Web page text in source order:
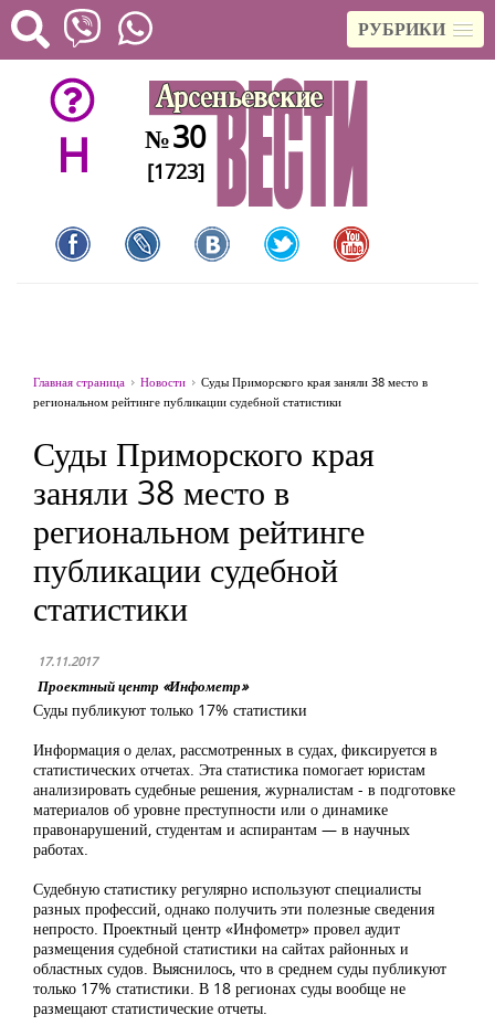
РУБРИКИ
H №30
[1723]
Главная страница Новости
Суды Приморского края заняли 38 место в
региональном рейтинге публикации судебной статистики
Суды Приморского края
заняли 38 место в
региональном рейтинге
публикации судебной
статистики
17.11.2017
Проектный центр «Инфометр»
Суды публикуют только 17% статистики
Информация о делах, рассмотренных в судах, фиксируется в
статистических отчетах. Эта статистика помогает юристам
анализировать судебные решения, журналистам - в подготовке
материалов об уровне преступности или о динамике
правонарушений, студентам и аспирантам — в научных
работах.
Судебную статистику регулярно используют специалисты
разных профессий, однако получить эти полезные сведения
непросто. Проектный центр «Инфометр» провел аудит
размещения судебной статистики на сайтах районных и
областных судов. Выяснилось, что в среднем суды публикуют
только 17% статистики. В 18 регионах суды вообще не
размещают статистические отчеты.